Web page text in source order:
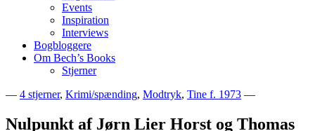
Events
Inspiration
Interviews
Bogbloggere
Om Bech’s Books
Stjerner
Bech's Books
— 4 stjerner, Krimi/spænding, Modtryk, Tine f. 1973 —
Nulpunkt af Jørn Lier Horst og Thomas